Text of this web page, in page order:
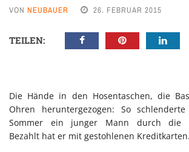
VON NEUBAUER 26. FEBRUAR 2015
TEILEN:
Die Hände in den Hosentaschen, die
Ohren heruntergezogen: So
Sommer ein junger Mann durch die
Bezahlt hat er mit gestohlenen Kreditkarten.